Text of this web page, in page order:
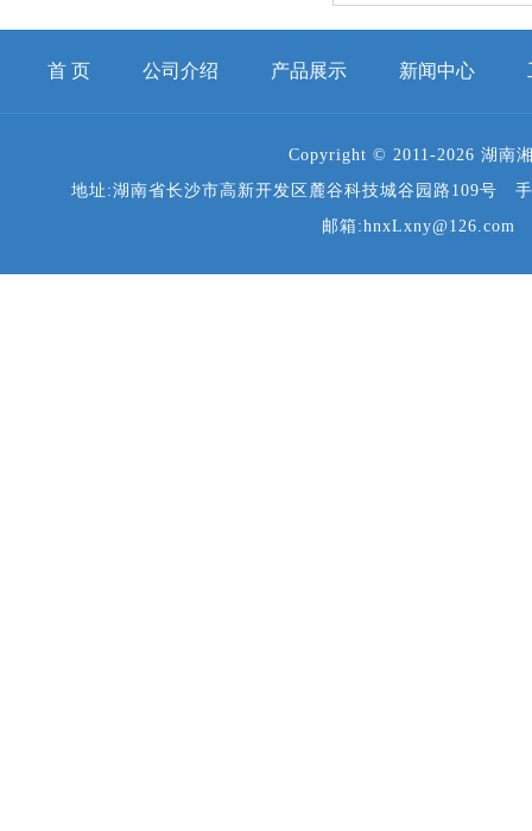
首 页 公司介绍 产品展示 新闻中心
Copyright © 2011-2026 湖南
地址:湖南省长沙市高新开发区麓谷科技城谷园路109号
邮箱:hnxLxny@126.com